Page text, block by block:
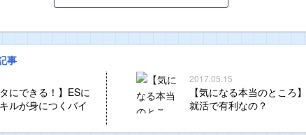
事
にできる！】ESに
ルが身につくバイ
2017.05.15
【気になる本当のところ
就活で有利なの？